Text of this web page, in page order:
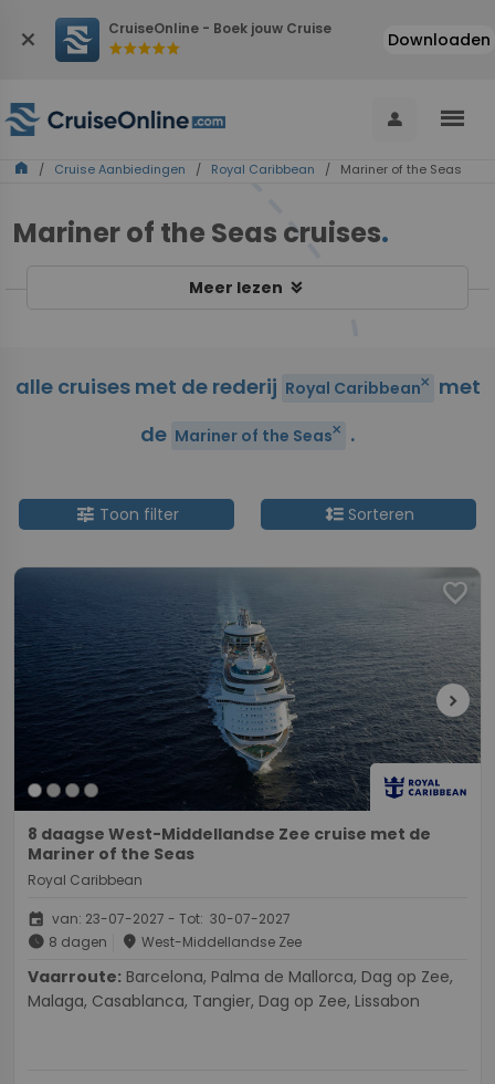
close CruiseOnline - Boek jouw Cruise
starstarstarstarstar Downloaden
person menu
home / Cruise Aanbiedingen / Royal Caribbean / Mariner of the Seas
Mariner of the Seas cruises.
Meer lezen keyboard_double_arrow_down
alle cruises met de rederij Royal Caribbeanclose
met
de Mariner of the Seasclose .
tune Toon filter format_line_spacingSorteren
favorite
chevron_right
8 daagse West-Middellandse Zee cruise met de
Mariner of the Seas
Royal Caribbean
event van: 23-07-2027 - Tot: 30-07-2027
schedule 8 dagen place West-Middellandse Zee
Vaarroute:
Malaga, Casablanca, Tangier, Dag op Zee, Lissabon